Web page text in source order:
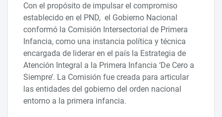
Con el propósito de impulsar el compromiso
establecido en el PND, el Gobierno Nacional
conformó la Comisión Intersectorial de Primera
Infancia, como una instancia política y técnica
encargada de liderar en el país la Estrategia de
Atención Integral a la Primera Infancia ‘De Cero a
Siempre’. La Comisión fue creada para articular
las entidades del gobierno del orden nacional
entorno a la primera infancia.